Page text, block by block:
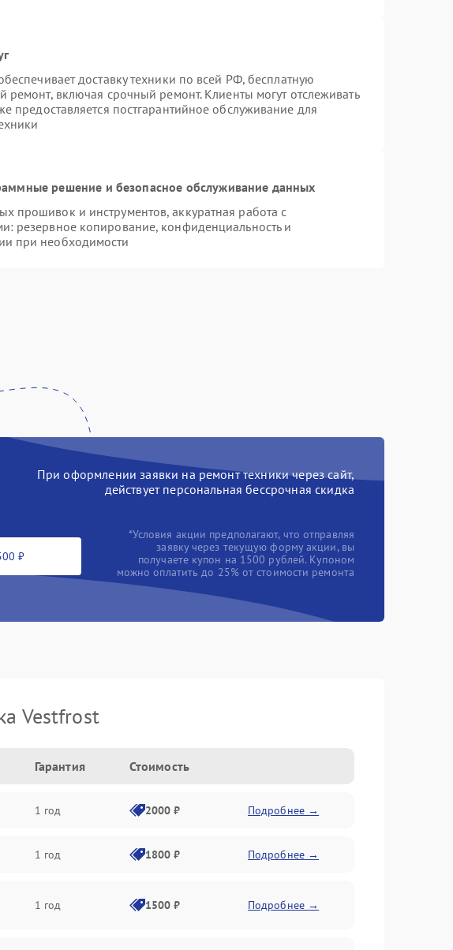
доставку техники по всей РФ, бесплатную
ремонт, включая срочный ремонт. Клиенты могут отслеживать
предоставляется постгарантийное обслуживание для
решение и безопасное обслуживание данных
прошивок и инструментов, аккуратная работа с
резервное копирование, конфиденциальность и
при необходимости
При оформлении заявки на ремонт техники через сайт,
действует персональная бессрочная скидка
₽
*Условия акции предполагают, что отправляя
заявку через текущую форму акции, вы
получаете купон на 1500 рублей. Купоном
можно оплатить до 25% от стоимости ремонта
Vestfrost
Гарантия Стоимость
1 год 2000 ₽ Подробнее →
1 год 1800 ₽ Подробнее →
1 год 1500 ₽ Подробнее →